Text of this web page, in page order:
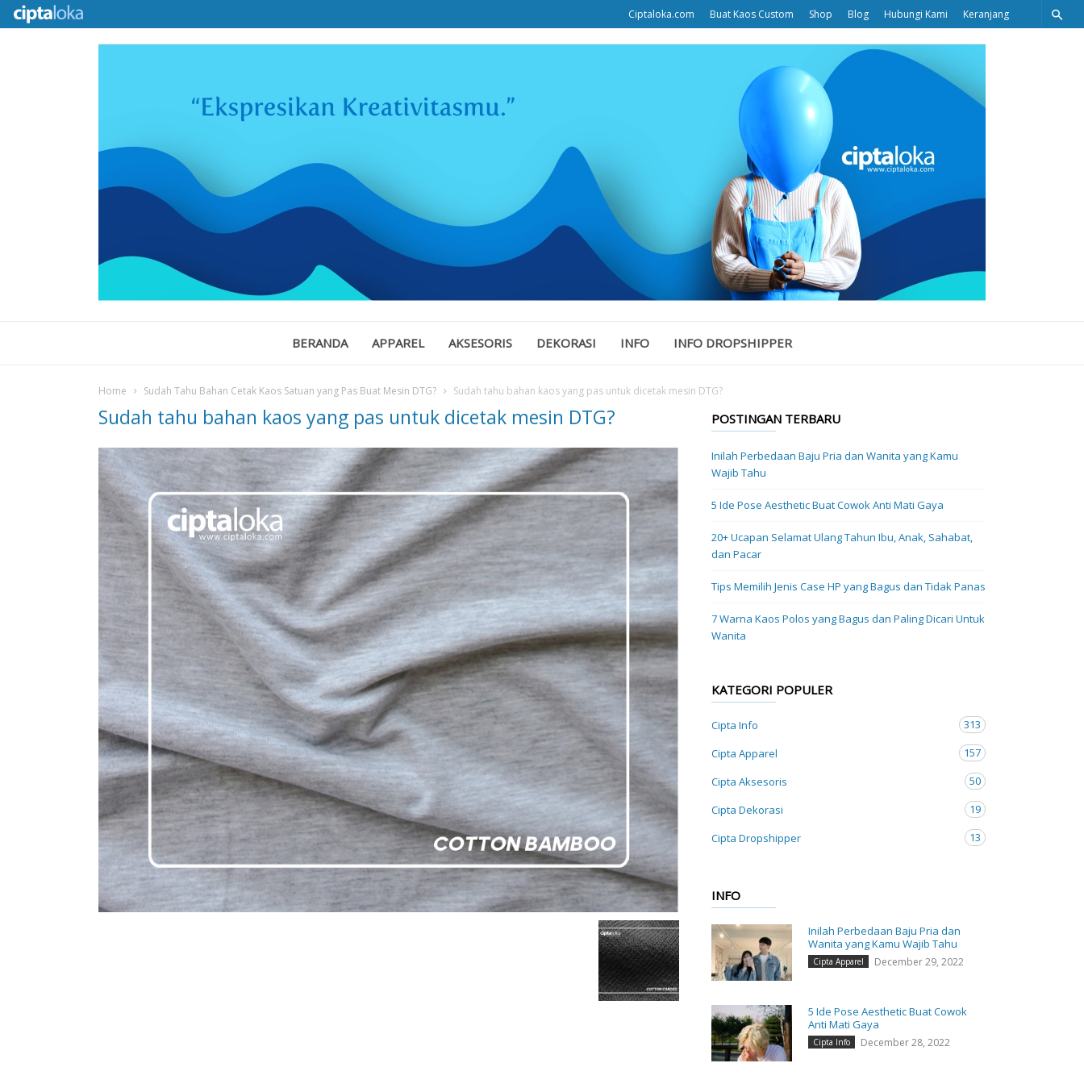
Ciptaloka.com Buat Kaos Custom Shop Blog Hubungi Kami Keranjang
BERANDA APPAREL AKSESORIS DEKORASI INFO INFO DROPSHIPPER
Home Sudah Tahu Bahan Cetak Kaos Satuan yang Pas Buat Mesin DTG? Sudah tahu bahan kaos yang pas untuk dicetak mesin DTG?
Sudah tahu bahan kaos yang pas untuk dicetak mesin DTG? POSTINGAN TERBARU
Inilah Perbedaan Baju Pria dan Wanita yang Kamu
Wajib Tahu
5 Ide Pose Aesthetic Buat Cowok Anti Mati Gaya
20+ Ucapan Selamat Ulang Tahun Ibu, Anak, Sahabat,
dan Pacar
Tips Memilih Jenis Case HP yang Bagus dan Tidak Panas
7 Warna Kaos Polos yang Bagus dan Paling Dicari Untuk
Wanita
KATEGORI POPULER
Cipta Info
313
Cipta Apparel
157
Cipta Aksesoris
50
Cipta Dekorasi
19
Cipta Dropshipper
13
INFO
Inilah Perbedaan Baju Pria dan
Wanita yang Kamu Wajib Tahu
Cipta Apparel December 29, 2022
5 Ide Pose Aesthetic Buat Cowok
Anti Mati Gaya
Cipta Info December 28, 2022